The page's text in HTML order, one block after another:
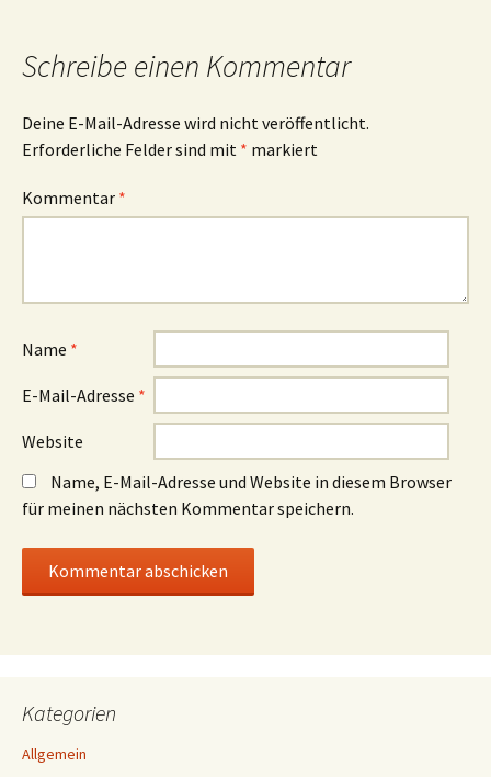
Schreibe einen Kommentar
Deine E-Mail-Adresse wird nicht veröffentlicht.
Erforderliche Felder sind mit * markiert
Kommentar *
Name *
E-Mail-Adresse *
Website
Name, E-Mail-Adresse und Website in diesem Browser
für meinen nächsten Kommentar speichern.
Kategorien
Allgemein